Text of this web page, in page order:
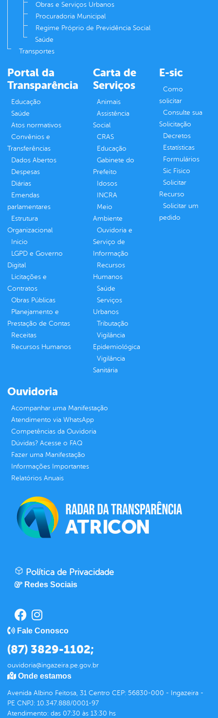
Obras e Serviços Urbanos
Procuradoria Municipal
Regime Próprio de Previdência Social
Saúde
Transportes
Portal da
Transparência
Educação
Saúde
Atos normativos
Convênios e
Transferências
Dados Abertos
Despesas
Diárias
Emendas
parlamentares
Estrutura
Organizacional
Inicio
LGPD e Governo
Digital
Licitações e
Contratos
Obras Públicas
Planejamento e
Prestação de Contas
Receitas
Recursos Humanos
Carta de
Serviços
Animais
Assistência
Social
CRAS
Educação
Gabinete do
Prefeito
Idosos
INCRA
Meio
Ambiente
Ouvidoria e
Serviço de
Informação
Recursos
Humanos
Saúde
Serviços
Urbanos
Tributação
Vigilância
Epidemiológica
Vigilância
Sanitária
E-sic
Como
solicitar
Consulte sua
Solicitação
Decretos
Estatísticas
Formulários
Sic Físico
Solicitar
Recurso
Solicitar um
pedido
Ouvidoria
Acompanhar uma Manifestação
Atendimento via WhatsApp
Competências da Ouvidoria
Dúvidas? Acesse o FAQ
Fazer uma Manifestação
Informações Importantes
Relatórios Anuais
Política de Privacidade
Redes Sociais
Fale Conosco
(87) 3829-1102;
ouvidoria@ingazeira.pe.gov.br
Onde estamos
Avenida Albino Feitosa, 31 Centro CEP: 56830-000 - Ingazeira -
PE CNPJ: 10.347.888/0001-97
Atendimento: das 07:30 às 13:30 hs